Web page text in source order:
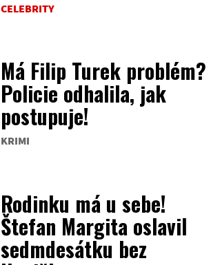
CELEBRITY
Má Filip Turek problém?
Policie odhalila, jak
postupuje!
KRIMI
Rodinku má u sebe!
Štefan Margita oslavil
sedmdesátku bez